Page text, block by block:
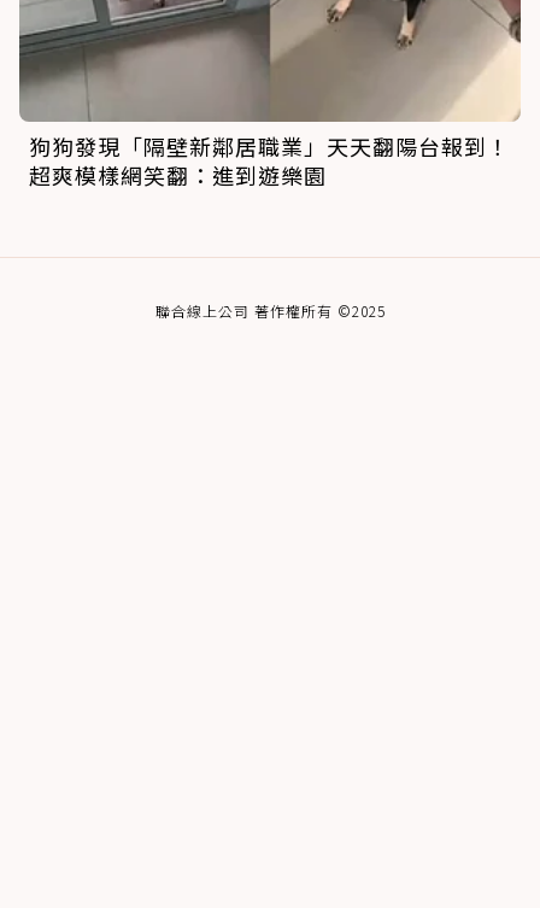
狗狗發現「隔壁新鄰居職業」天天翻陽台報到！
超爽模樣網笑翻：進到遊樂園
聯合線上公司 著作權所有 ©2025